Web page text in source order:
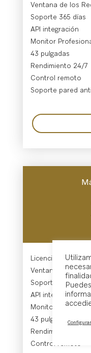
Ventana de los
Soporte 365 días
API integración
Monitor
43 pulgadas
Rendimiento 24/7
Control remoto
Soporte pared
Licencia de uso
Ventana de los
Soporte 365 días
API integración
Monitor
43 pulgadas
Rendimiento 24/7
Control remoto
Configurar